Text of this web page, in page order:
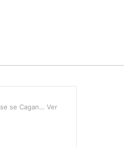
se Cagan… Ver